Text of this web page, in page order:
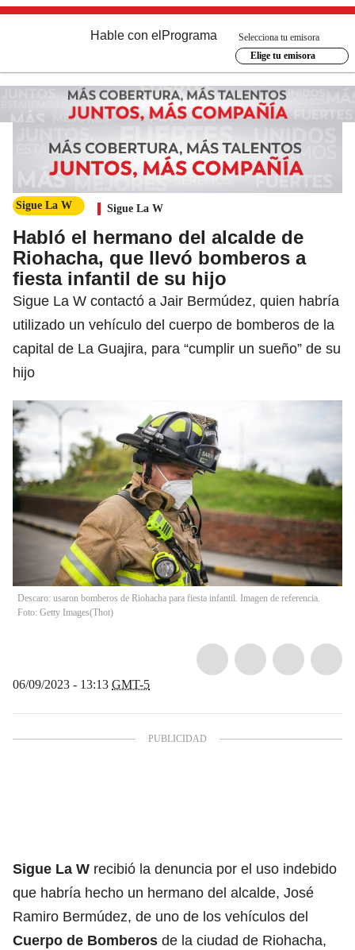
Hable con el Programa
Selecciona tu emisora
Elige tu emisora
Sigue La W Sigue La W
Habló el hermano del alcalde de
Riohacha, que llevó bomberos a
fiesta infantil de su hijo
Sigue La W contactó a Jair Bermúdez, quien habría
utilizado un vehículo del cuerpo de bomberos de la
capital de La Guajira, para “cumplir un sueño” de su
hijo
Descaro: usaron bomberos de Riohacha para fiesta infantil. Imagen de referencia.
Foto: Getty Images(Thot)
06/09/2023 - 13:13 GMT-5
Sigue La W recibió la denuncia por el uso indebido
que habría hecho un hermano del alcalde, José
Ramiro Bermúdez, de uno de los vehículos del
Cuerpo de Bomberos de la ciudad de Riohacha,